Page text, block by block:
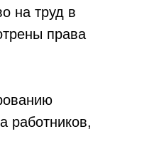
на труд в
права
работников,